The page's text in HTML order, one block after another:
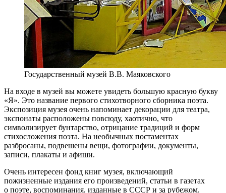
Государственный музей В.В. Маяковского
На входе в музей вы можете увидеть большую красную букву
«Я». Это название первого стихотворного сборника поэта.
Экспозиция музея очень напоминает декорации для театра,
экспонаты расположены повсюду, хаотично, что
символизирует бунтарство, отрицание традиций и форм
стихосложения поэта. На необычных постаментах
разбросаны, подвешены вещи, фотографии, документы,
записи, плакаты и афиши.
Очень интересен фонд книг музея, включающий
пожизненные издания его произведений, статьи в газетах
о поэте, воспоминания, изданные в СССР и за рубежом.